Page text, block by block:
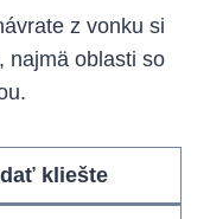
z vonku si
najmä oblasti so
kliešte